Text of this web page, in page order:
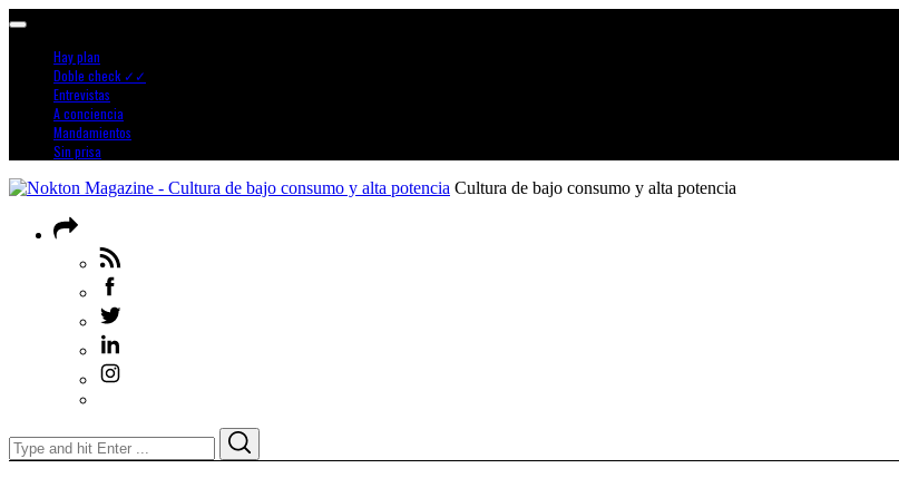
Hay plan
Doble check ✓✓
Entrevistas
A conciencia
Mandamientos
Sin prisa
Cultura de bajo consumo y alta potencia
Search
for: